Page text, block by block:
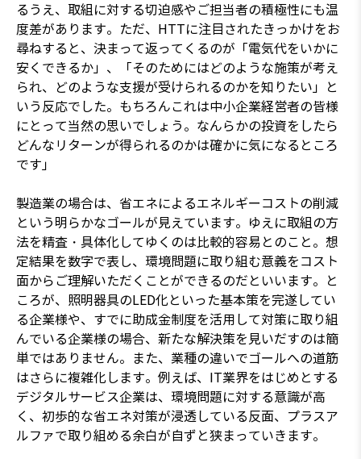
るうえ、取組に対する切迫感やご担当者の積極性にも温
度差があります。ただ、HTTに注目されたきっかけをお
尋ねすると、決まって返ってくるのが「電気代をいかに
安くできるか」、「そのためにはどのような施策が考え
られ、どのような支援が受けられるのかを知りたい」と
いう反応でした。もちろんこれは中小企業経営者の皆様
にとって当然の思いでしょう。なんらかの投資をしたら
どんなリターンが得られるのかは確かに気になるところ
です」
製造業の場合は、省エネによるエネルギーコストの削減
という明らかなゴールが見えています。ゆえに取組の方
法を精査・具体化してゆくのは比較的容易とのこと。想
定結果を数字で表し、環境問題に取り組む意義をコスト
面からご理解いただくことができるのだといいます。と
ころが、照明器具のLED化といった基本策を完遂してい
る企業様や、すでに助成金制度を活用して対策に取り組
んでいる企業様の場合、新たな解決策を見いだすのは簡
単ではありません。また、業種の違いでゴールへの道筋
はさらに複雑化します。例えば、IT業界をはじめとする
デジタルサービス企業は、環境問題に対する意識が高
く、初歩的な省エネ対策が浸透している反面、プラスア
ルファで取り組める余白が自ずと狭まっていきます。